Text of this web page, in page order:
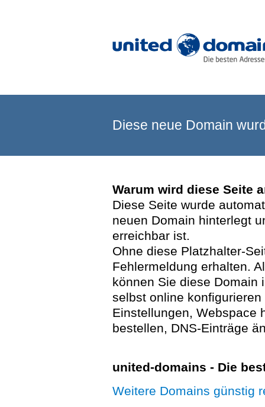
Diese neue Domain
Warum wird diese Seite
Diese Seite wurde
neuen Domain hinterlegt
erreichbar ist.
Ohne diese Platzhalter-
Fehlermeldung erhalten.
können Sie diese Domain
selbst online
Einstellungen, Webspace
bestellen, DNS-Einträge
united-domains - Die
Weitere Domains günstig